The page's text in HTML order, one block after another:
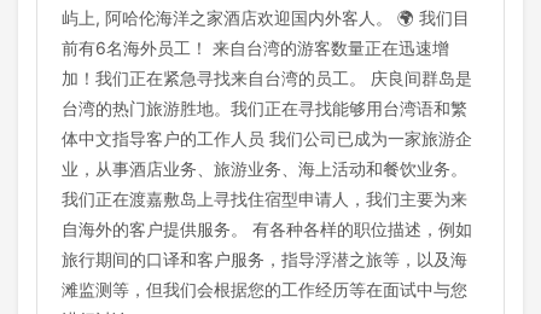
屿上, 阿哈伦海洋之家酒店欢迎国内外客人。 🌍 我们目
前有6名海外员工！ 来自台湾的游客数量正在迅速增
加！我们正在紧急寻找来自台湾的员工。 庆良间群岛是
台湾的热门旅游胜地。我们正在寻找能够用台湾语和繁
体中文指导客户的工作人员 我们公司已成为一家旅游企
业，从事酒店业务、旅游业务、海上活动和餐饮业务。
我们正在渡嘉敷岛上寻找住宿型申请人，我们主要为来
自海外的客户提供服务。 有各种各样的职位描述，例如
旅行期间的口译和客户服务，指导浮潜之旅等，以及海
滩监测等，但我们会根据您的工作经历等在面试中与您